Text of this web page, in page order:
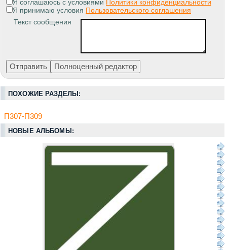
Я соглашаюсь с условиями Политики конфиденциальности
Я принимаю условия Пользовательского соглашения
Текст сообщения
ПОХОЖИЕ РАЗДЕЛЫ:
П307-П309
НОВЫЕ АЛЬБОМЫ: